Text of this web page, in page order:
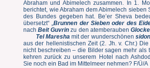
Abraham und Abimelech zusammen. In 1.
berichtet, wie Abraham dem Abimelech sieben
des Bundes gegeben hat. Be’er Sheva
übersetzt“ „Brunnen der Sieben oder des
nachBeit Guvrin zu den atemberauben
Tel Mareshamit der wunderschönen
aus der hellenistischen Zeit (2. Jh. v. Chr.)
nicht beschreiben – die Bilder sagen mehr als
kehren zurück zu unserem Hotel nach
Sie noch ein Bad im Mittelmeer nehmen? F/Ü/A